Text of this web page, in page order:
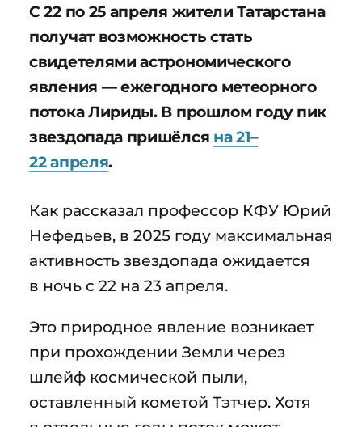
С 22 по 25 апреля жители Татарстана
получат возможность стать
свидетелями астрономического
явления — ежегодного метеорного
потока Лириды. В прошлом году пик
звездопада пришёлся на 21–
22 апреля.
Как рассказал профессор КФУ Юрий
Нефедьев, в 2025 году максимальная
активность звездопада ожидается
в ночь с 22 на 23 апреля.
Это природное явление возникает
при прохождении Земли через
шлейф космической пыли,
оставленный кометой Тэтчер. Хотя